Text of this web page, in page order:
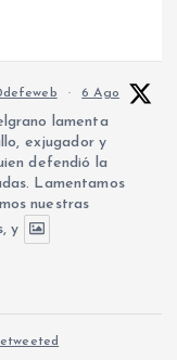
· 6 Ago
lamenta
exjugador y
defendió la
Lamentamos
nuestras
y